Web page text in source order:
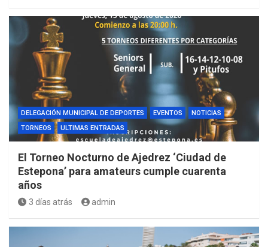
DELEGACIÓN MUNICIPAL DE DEPORTES EVENTOS
NOTICIAS
TORNEOS
ULTIMAS ENTRADAS
El Torneo Nocturno de Ajedrez ‘Ciudad de
Estepona’ para amateurs cumple cuarenta
años
3 días atrás admin